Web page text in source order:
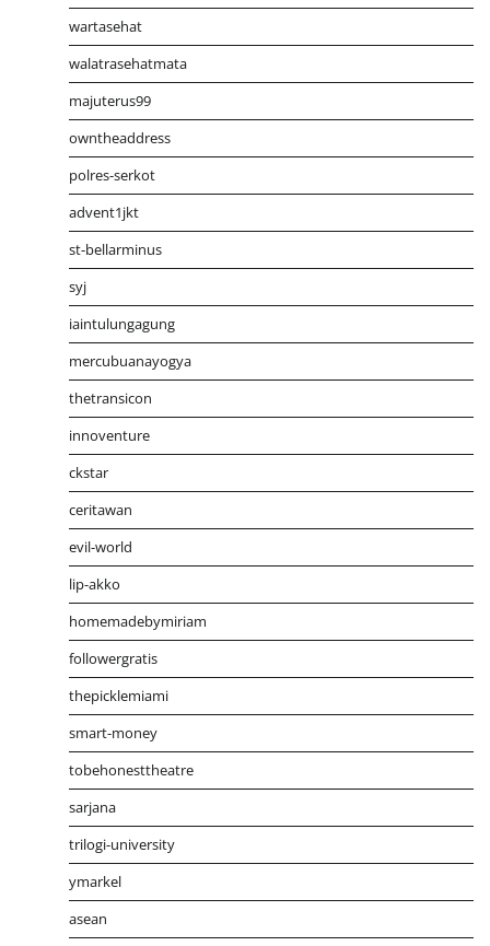
wartasehat
walatrasehatmata
majuterus99
owntheaddress
polres-serkot
advent1jkt
st-bellarminus
syj
iaintulungagung
mercubuanayogya
thetransicon
innoventure
ckstar
ceritawan
evil-world
lip-akko
homemadebymiriam
followergratis
thepicklemiami
smart-money
tobehonesttheatre
sarjana
trilogi-university
ymarkel
asean